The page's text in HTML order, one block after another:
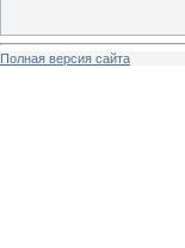
Полная версия сайта